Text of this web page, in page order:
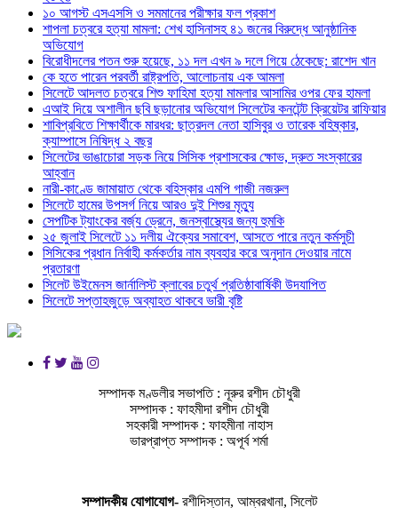
১০ আগস্ট এসএসসি ও সমমানের পরীক্ষার ফল প্রকাশ
শাপলা চত্বরে হত্যা মামলা: শেখ হাসিনাসহ ৪১ জনের বিরুদ্ধে আনুষ্ঠানিক
অভিযোগ
বিরোধীদলের পতন শুরু হয়েছে, ১১ দল এখন ৯ দলে গিয়ে ঠেকেছে: রাশেদ খান
কে হতে পারেন পরবর্তী রাষ্ট্রপতি, আলোচনায় এক আমলা
সিলেটে আদলত চত্বরে শিশু ফাহিমা হত্যা মামলার আসামির ওপর ফের হামলা
এআই দিয়ে অশালীন ছবি ছড়ানোর অভিযোগ সিলেটের কনটেন্ট ক্রিয়েটর রাফিয়ার
শাবিপ্রবিতে শিক্ষার্থীকে মারধর: ছাত্রদল নেতা হাসিবুর ও তারেক বহিষ্কার,
ক্যাম্পাসে নিষিদ্ধ ২ বছর
সিলেটের ভাঙাচোরা সড়ক নিয়ে সিসিক প্রশাসকের ক্ষোভ, দ্রুত সংস্কারের
আহ্বান
নারী-কাণ্ডে জামায়াত থেকে বহিস্কার এমপি গাজী নজরুল
সিলেটে হামের উপসর্গ নিয়ে আরও দুই শিশুর মৃত্যু
সেপটিক ট্যাংকের বর্জ্য ড্রেনে, জনস্বাস্থ্যের জন্য হুমকি
২৫ জুলাই সিলেটে ১১ দলীয় ঐক্যের সমাবেশ, আসতে পারে নতুন কর্মসুচী
সিসিকের প্রধান নির্বাহী কর্মকর্তার নাম ব্যবহার করে অনুদান দেওয়ার নামে
প্রতারণা
সিলেট উইমেনস জার্নালিস্ট ক্লাবের চতুর্থ প্রতিষ্ঠাবার্ষিকী উদযাপিত
সিলেটে সপ্তাহজুড়ে অব্যাহত থাকবে ভারী বৃষ্টি
সম্পাদক মণ্ডলীর সভাপতি : নূরুর রশীদ চৌধুরী
সম্পাদক : ফাহমীদা রশীদ চৌধুরী
সহকারী সম্পাদক : ফাহমীনা নাহাস
ভারপ্রাপ্ত সম্পাদক : অপূর্ব শর্মা
সম্পাদকীয় যােগাযোগ-রশীদিস্তান, আম্বরখানা, সিলেট